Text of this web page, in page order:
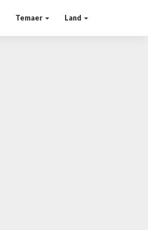
Temaer Land